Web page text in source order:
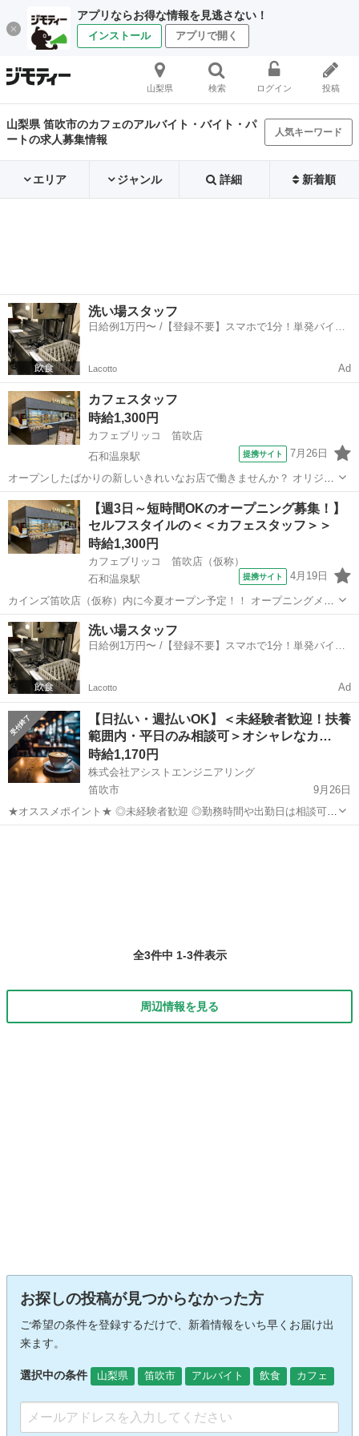
アプリならお得な情報を見逃さない！
インストール アプリで開く
山梨県 検索 ログイン 投稿
山梨県 笛吹市のカフェのアルバイト・バイト・パ
ートの求人募集情報
人気キーワード
エリア ジャンル 詳細 新着順
洗い場スタッフ
日給例1万円〜 /【登録不要】スマホで1分！単発バイト
Lacotto Ad
カフェスタッフ
時給1,300円
カフェブリッコ 笛吹店
石和温泉駅
提携サイト 7月26日
オープンしたばかりの新しいきれいなお店で働きませんか？ オリジナ
ルブレンドコーヒーの芳醇な香りと マフィンの甘い香りに包まれた こ
だわりの軽食・マフィンを提供する「CAFE BRICCO（カフェブリッ
コ）」 【主婦（夫）...
山梨 笛吹市 石和温泉駅 カフェ
【週3日～短時間OKのオープニング募集！】
セルフスタイルの＜＜カフェスタッフ＞＞
時給1,300円
カフェブリッコ 笛吹店（仮称）
石和温泉駅
提携サイト 4月19日
カインズ笛吹店（仮称）内に今夏オープン予定！！ オープニングメン
バー大募集！ ６月中旬から順次入社研修開始予定 ＝＝＝＝＝＝＝＝＝
＝＝＝＝＝＝＝＝＝＝ 【主婦（夫）の皆さまが大活躍中！】 既存店で
は、 ・小さなお子さんの育...
山梨 笛吹市 石和温泉駅
洗い場スタッフ
日給例1万円〜 /【登録不要】スマホで1分！単発バイト
Lacotto Ad
【日払い・週払いOK】＜未経験者歓迎！扶養
範囲内・平日のみ相談可＞オシャレなカ…
時給1,170円
株式会社アシストエンジニアリング
笛吹市
9月26日
★オススメポイント★ ◎未経験者歓迎 ◎勤務時間や出勤日は相談可能
◎お客様と接する仕事なので、 人とコミュニケーションをとることが
全3件中 1-3件表示
周辺情報を見る
お探しの投稿が見つからなかった方
ご希望の条件を登録するだけで、新着情報をいち早くお届け出
来ます。
選択中の条件 山梨県 笛吹市 アルバイト 飲食 カフェ